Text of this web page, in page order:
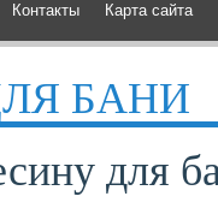
Контакты Карта сайта
БАНИ
для